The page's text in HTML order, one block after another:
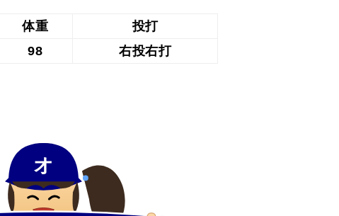
体重
投打
98 右投右打
オ